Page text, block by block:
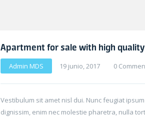
Apartment for sale with high
Admin MDS 19 junio, 2017 0
Vestibulum sit amet nisl dui. Nunc feugiat
dignissim, enim nec molestie pharetra, nulla